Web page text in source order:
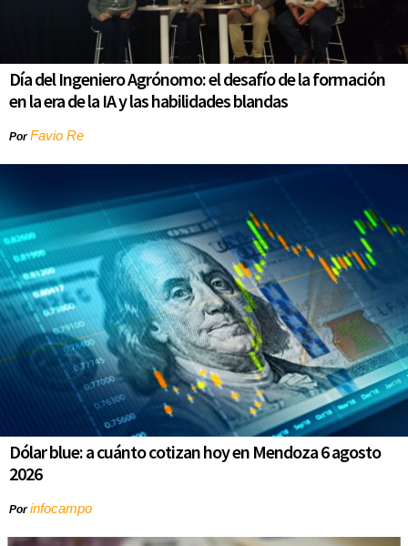
Día del Ingeniero Agrónomo: el desafío de la formación
en la era de la IA y las habilidades blandas
PorFavio Re
Dólar blue: a cuánto cotizan hoy en Mendoza 6 agosto
2026
Porinfocampo